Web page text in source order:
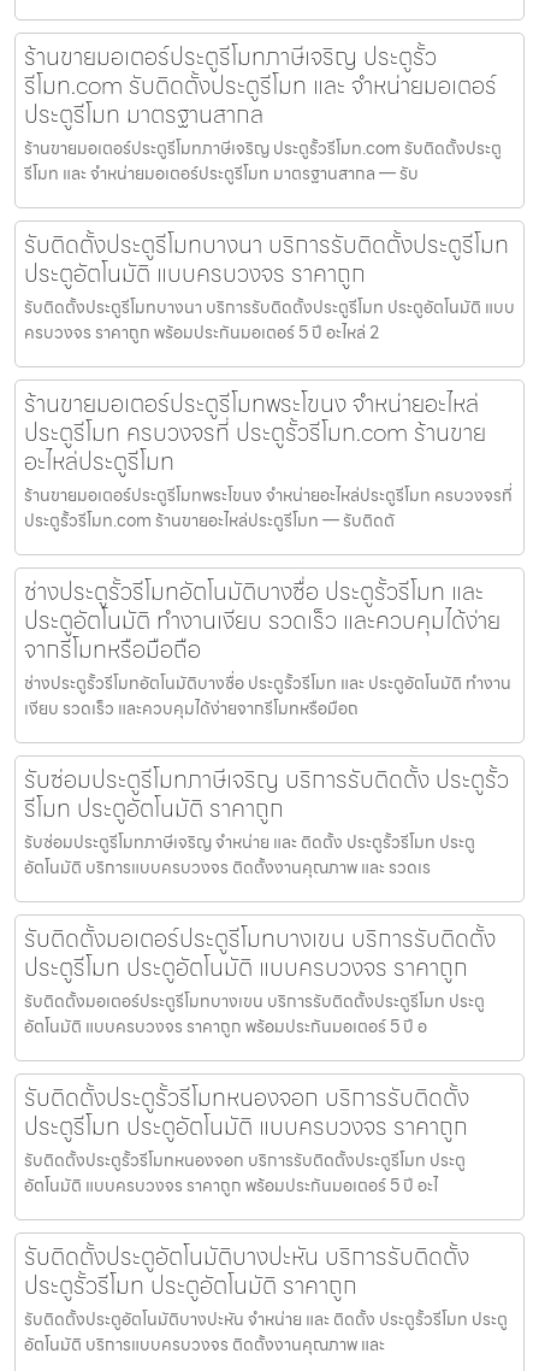
ร้านขายมอเตอร์ประตูรีโมทภาษีเจริญ ประตูรั้ว
รีโมท.com รับติดตั้งประตูรีโมท และ จำหน่ายมอเตอร์
ประตูรีโมท มาตรฐานสากล
ร้านขายมอเตอร์ประตูรีโมทภาษีเจริญ ประตูรั้วรีโมท.com รับติดตั้งประตู
รีโมท และ จำหน่ายมอเตอร์ประตูรีโมท มาตรฐานสากล — รับ
รับติดตั้งประตูรีโมทบางนา บริการรับติดตั้งประตูรีโมท
ประตูอัตโนมัติ แบบครบวงจร ราคาถูก
รับติดตั้งประตูรีโมทบางนา บริการรับติดตั้งประตูรีโมท ประตูอัตโนมัติ แบบ
ครบวงจร ราคาถูก พร้อมประกันมอเตอร์ 5 ปี อะไหล่ 2
ร้านขายมอเตอร์ประตูรีโมทพระโขนง จำหน่ายอะไหล่
ประตูรีโมท ครบวงจรที่ ประตูรั้วรีโมท.com ร้านขาย
อะไหล่ประตูรีโมท
ร้านขายมอเตอร์ประตูรีโมทพระโขนง จำหน่ายอะไหล่ประตูรีโมท ครบวงจรที่
ประตูรั้วรีโมท.com ร้านขายอะไหล่ประตูรีโมท — รับติดตั
ช่างประตูรั้วรีโมทอัตโนมัติบางซื่อ ประตูรั้วรีโมท และ
ประตูอัตโนมัติ ทำงานเงียบ รวดเร็ว และควบคุมได้ง่าย
จากรีโมทหรือมือถือ
ช่างประตูรั้วรีโมทอัตโนมัติบางซื่อ ประตูรั้วรีโมท และ ประตูอัตโนมัติ ทำงาน
เงียบ รวดเร็ว และควบคุมได้ง่ายจากรีโมทหรือมือถ
รับซ่อมประตูรีโมทภาษีเจริญ บริการรับติดตั้ง ประตูรั้ว
รีโมท ประตูอัตโนมัติ ราคาถูก
รับซ่อมประตูรีโมทภาษีเจริญ จำหน่าย และ ติดตั้ง ประตูรั้วรีโมท ประตู
อัตโนมัติ บริการแบบครบวงจร ติดตั้งงานคุณภาพ และ รวดเร
รับติดตั้งมอเตอร์ประตูรีโมทบางเขน บริการรับติดตั้ง
ประตูรีโมท ประตูอัตโนมัติ แบบครบวงจร ราคาถูก
รับติดตั้งมอเตอร์ประตูรีโมทบางเขน บริการรับติดตั้งประตูรีโมท ประตู
อัตโนมัติ แบบครบวงจร ราคาถูก พร้อมประกันมอเตอร์ 5 ปี อ
รับติดตั้งประตูรั้วรีโมทหนองจอก บริการรับติดตั้ง
ประตูรีโมท ประตูอัตโนมัติ แบบครบวงจร ราคาถูก
รับติดตั้งประตูรั้วรีโมทหนองจอก บริการรับติดตั้งประตูรีโมท ประตู
อัตโนมัติ แบบครบวงจร ราคาถูก พร้อมประกันมอเตอร์ 5 ปี อะไ
รับติดตั้งประตูอัตโนมัติบางปะหัน บริการรับติดตั้ง
ประตูรั้วรีโมท ประตูอัตโนมัติ ราคาถูก
รับติดตั้งประตูอัตโนมัติบางปะหัน จำหน่าย และ ติดตั้ง ประตูรั้วรีโมท ประตู
อัตโนมัติ บริการแบบครบวงจร ติดตั้งงานคุณภาพ และ